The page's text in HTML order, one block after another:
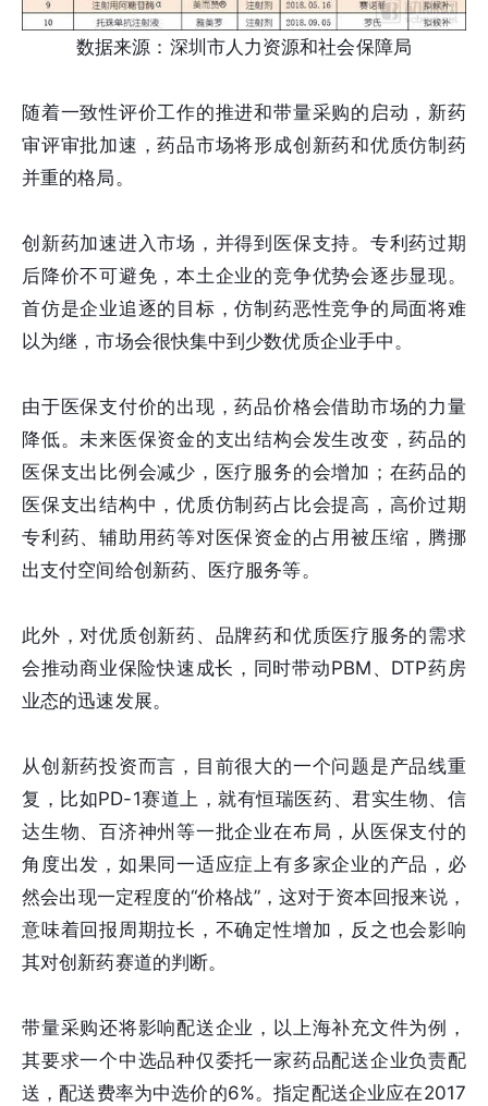
数据来源：深圳市人力资源和社会保障局
随着一致性评价工作的推进和带量采购的启动，新药
审评审批加速，药品市场将形成创新药和优质仿制药
并重的格局。
创新药加速进入市场，并得到医保支持。专利药过期
后降价不可避免，本土企业的竞争优势会逐步显现。
首仿是企业追逐的目标，仿制药恶性竞争的局面将难
以为继，市场会很快集中到少数优质企业手中。
由于医保支付价的出现，药品价格会借助市场的力量
降低。未来医保资金的支出结构会发生改变，药品的
医保支出比例会减少，医疗服务的会增加；在药品的
医保支出结构中，优质仿制药占比会提高，高价过期
专利药、辅助用药等对医保资金的占用被压缩，腾挪
出支付空间给创新药、医疗服务等。
此外，对优质创新药、品牌药和优质医疗服务的需求
会推动商业保险快速成长，同时带动PBM、DTP药房
业态的迅速发展。
从创新药投资而言，目前很大的一个问题是产品线重
复，比如PD-1赛道上，就有恒瑞医药、君实生物、信
达生物、百济神州等一批企业在布局，从医保支付的
角度出发，如果同一适应症上有多家企业的产品，必
然会出现一定程度的“价格战”，这对于资本回报来说，
意味着回报周期拉长，不确定性增加，反之也会影响
其对创新药赛道的判断。
带量采购还将影响配送企业，以上海补充文件为例，
其要求一个中选品种仅委托一家药品配送企业负责配
送，配送费率为中选价的6%。指定配送企业应在2017